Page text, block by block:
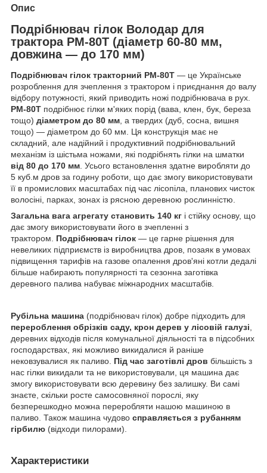
Опис
Подрібнювач гілок Володар для
трактора РМ-80Т (діаметр 60-80 мм,
довжина — до 170 мм)
Подрібнювач гілок тракторний РМ-80Т — це Українське
розроблення для зчеплення з трактором і приєднання до валу
відбору потужності, який приводить ножі подрібнювача в рух.
РМ-80Т подрібнює гілки м'яких порід (вава, клен, бук, береза
тощо) діаметром до 80 мм, а твердих (дуб, сосна, вишня
тощо) — діаметром до 60 мм. Ця конструкція має не
складний, але надійний і продуктивний подрібнювальний
механізм із шістьма ножами, які подрібнять гілки на шматки
від 80 до 170 мм. Усього встановлення здатне виробляти до
5 куб.м дров за годину роботи, що дає змогу використовувати
її в промислових масштабах під час лісопіла, планових чисток
волосіні, парках, зонах із рясною деревною рослинністю.
Загальна вага агрегату становить 140 кг і стійку основу, що
дає змогу використовувати його в зчепленні з
трактором. Подрібнювач гілок — це гарне рішення для
невеликих підприємств із виробництва дров, позаяк в умовах
підвищення тарифів на газове опалення дров'яні котли дедалі
більше набирають популярності та сезонна заготівка
деревного палива набуває міжнародних масштабів.
Рубільна машина (подрібнювач гілок) добре підходить для
перероблення обрізків саду, крон дерев у лісовій галузі,
деревних відходів після комунальної діяльності та в підсобних
господарствах, які можливо викидалися й раніше
нековзувалися як паливо. Під час заготівлі дров більшість з
нас гілки викидали та не використовували, ця машина дає
змогу використовувати всю деревину без залишку. Ви самі
знаєте, скільки росте самосовняної порослі, яку
безперешкодно можна переробляти нашою машиною в
паливо. Також машина чудово справляється з рубанням
гірбилю (відходи пилорами).
Характеристики